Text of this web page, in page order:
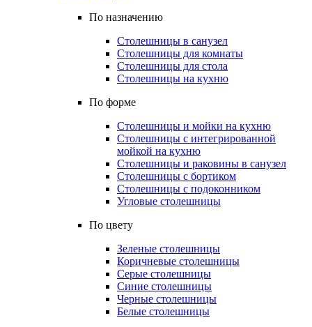
По назначению
Столешницы в санузел
Столешницы для комнаты
Столешницы для стола
Столешницы на кухню
По форме
Столешницы и мойки на кухню
Столешницы с интегрированной
мойкой на кухню
Столешницы и раковины в санузел
Столешницы с бортиком
Столешницы с подоконником
Угловые столешницы
По цвету
Зеленые столешницы
Коричневые столешницы
Серые столешницы
Синие столешницы
Черные столешницы
Белые столешницы